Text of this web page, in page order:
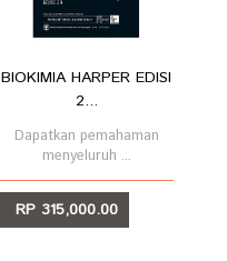
BIOKIMIA HARPER EDISI
2...
Dapatkan pemahaman
menyeluruh ...
RP 315,000.00